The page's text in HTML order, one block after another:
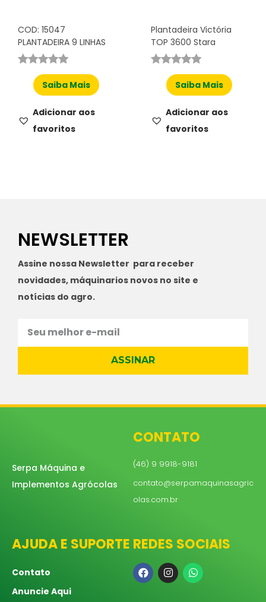
COD: 15047
PLANTADEIRA 9 LINHAS
Saiba Mais
Adicionar aos
favoritos
Plantadeira Victória
TOP 3600 Stara
Saiba Mais
Adicionar aos
favoritos
NEWSLETTER
Assine nossa Newsletter para receber
novidades, máquinarios novos no site e
notícias do agro.
ASSINAR
Serpa Máquina e
Implementos Agrócolas
CONTATO
(46) 9 9918-9181
contato@serpamaquinasagric
olas.com.br
AJUDA E SUPORTE
Contato
Anuncie Aqui
REDES SOCIAIS